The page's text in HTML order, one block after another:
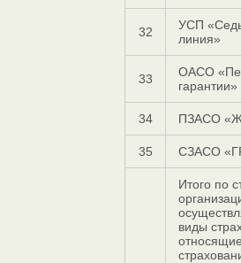
32
УСП
линия»
33
ОАСО
гарантии»
34 ПЗАСО
35 СЗАСО
Итого по
виды